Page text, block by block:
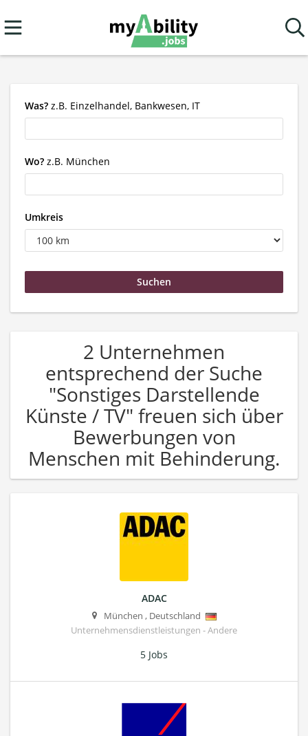
Was? z.B. Einzelhandel, Bankwesen, IT
Wo? z.B. München
Umkreis
2 Unternehmen
entsprechend der Suche
"Sonstiges Darstellende
Künste / TV" freuen sich über
Bewerbungen von
Menschen mit Behinderung.
ADAC
München , Deutschland
Unternehmensdienstleistungen - Andere
5 Jobs